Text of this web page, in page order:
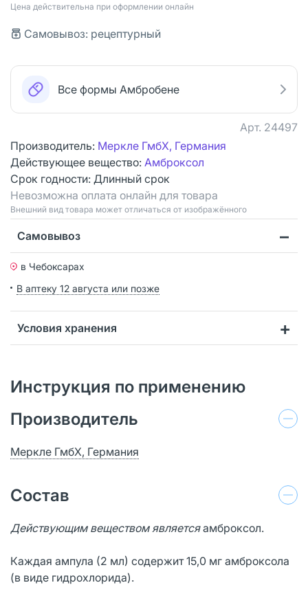
Цена действительна при оформлении онлайн
Самовывоз: рецептурный
Все формы Амбробене
Арт. 24497
Производитель: Меркле ГмбХ, Германия
Действующее вещество: Амброксол
Срок годности: Длинный срок
Невозможна оплата онлайн для товара
Bнешний вид товара может отличаться от изображённого
Самовывоз
в Чебоксарах
В аптеку 12 августа или позже
Условия хранения
Инструкция по применению
Производитель
Меркле ГмбХ, Германия
Состав
Действующим веществом являетсяамброксол.
Каждая ампула (2 мл) содержит 15,0 мг амброксола
(в виде гидрохлорида).